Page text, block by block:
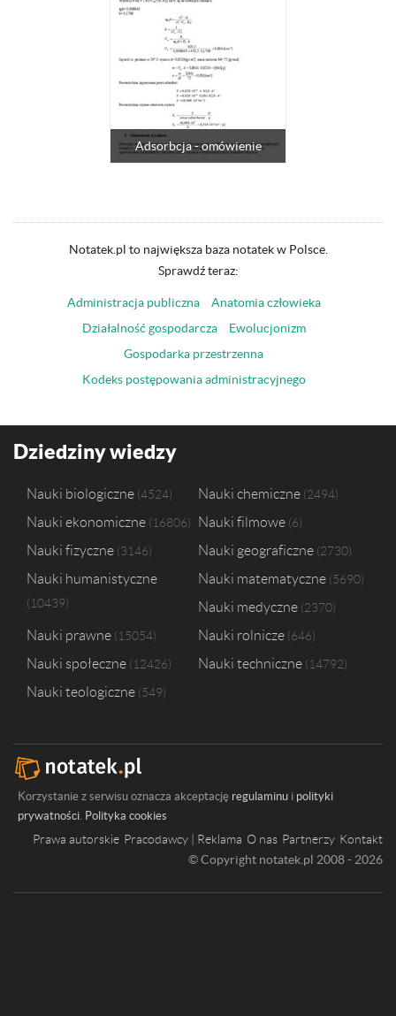
Adsorbcja - omówienie
Notatek.pl to największa baza notatek w Polsce.
Sprawdź teraz:
Administracja publiczna
Anatomia człowieka
Działalność gospodarcza
Ewolucjonizm
Gospodarka przestrzenna
Kodeks postępowania administracyjnego
Dziedziny wiedzy
Nauki biologiczne 4524 Nauki chemiczne 2494
Nauki ekonomiczne 16806 Nauki filmowe 6
Nauki fizyczne 3146 Nauki geograficzne 2730
Nauki humanistyczne
10439
Nauki matematyczne 5690
Nauki medyczne 2370
Nauki prawne 15054 Nauki rolnicze 646
Nauki społeczne 12426 Nauki techniczne 14792
Nauki teologiczne 549
Korzystanie z serwisu oznacza akceptację regulaminu i polityki
prywatności. Polityka cookies
Prawa autorskie Pracodawcy | Reklama O nas Partnerzy Kontakt
© Copyright notatek.pl 2008 - 2026